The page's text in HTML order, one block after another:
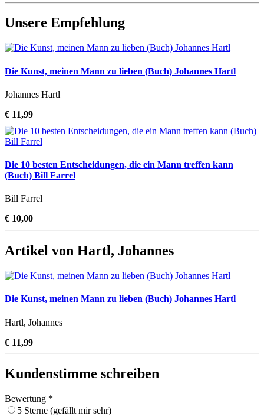
Unsere Empfehlung
Die Kunst, meinen Mann zu lieben (Buch) Johannes Hartl
Johannes Hartl
€ 11,99
Die 10 besten Entscheidungen, die ein Mann treffen kann
(Buch) Bill Farrel
Bill Farrel
€ 10,00
Artikel von Hartl, Johannes
Die Kunst, meinen Mann zu lieben (Buch) Johannes Hartl
Hartl, Johannes
€ 11,99
Kundenstimme schreiben
Bewertung *
5 Sterne (gefällt mir sehr)